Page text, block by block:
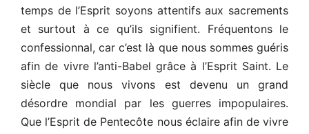
temps de l’Esprit soyons attentifs aux sacrements
et surtout à ce qu’ils signifient. Fréquentons le
confessionnal, car c’est là que nous sommes guéris
afin de vivre l’anti-Babel grâce à l’Esprit Saint. Le
siècle que nous vivons est devenu un grand
désordre mondial par les guerres impopulaires.
Que l’Esprit de Pentecôte nous éclaire afin de vivre